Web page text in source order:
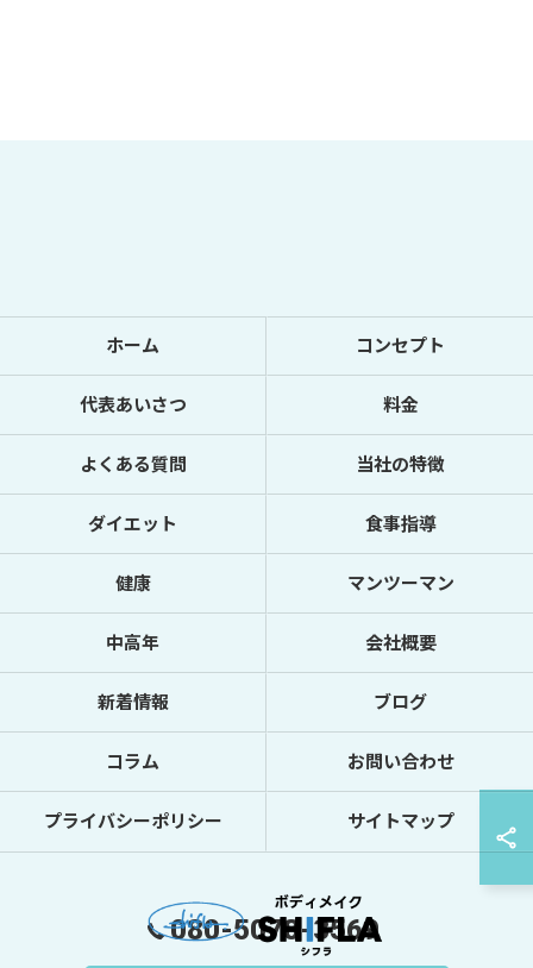
080-5078-3569
ホーム コンセプト
代表あいさつ 料金
よくある質問 当社の特徴
ダイエット 食事指導
健康 マンツーマン
中高年 会社概要
新着情報 ブログ
コラム お問い合わせ
プライバシーポリシー サイトマップ